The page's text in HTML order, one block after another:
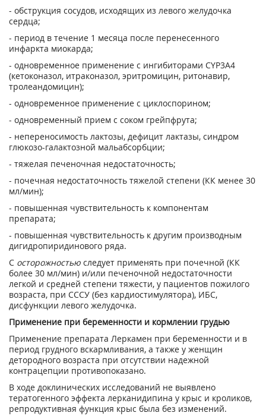
- обструкция сосудов, исходящих из левого желудочка
сердца;
- период в течение 1 месяца после перенесенного
инфаркта миокарда;
- одновременное применение с ингибиторами CYP3A4
(кетоконазол, итраконазол, эритромицин, ритонавир,
тролеандомицин);
- одновременное применение с циклоспорином;
- одновременный прием с соком грейпфрута;
- непереносимость лактозы, дефицит лактазы, синдром
глюкозо-галактозной мальабсорбции;
- тяжелая печеночная недостаточность;
- почечная недостаточность тяжелой степени (КК менее 30
мл/мин);
- повышенная чувствительность к компонентам
препарата;
- повышенная чувствительность к другим производным
дигидропиридинового ряда.
С осторожностью следует применять при почечной (КК
более 30 мл/мин) и/или печеночной недостаточности
легкой и средней степени тяжести, у пациентов пожилого
возраста, при СССУ (без кардиостимулятора), ИБС,
дисфункции левого желудочка.
Применение при беременности и кормлении грудью
Применение препарата Леркамен при беременности и в
период грудного вскармливания, а также у женщин
детородного возраста при отсутствии надежной
контрацепции противопоказано.
В ходе доклинических исследований не выявлено
тератогенного эффекта лерканидипина у крыс и кроликов,
репродуктивная функция крыс была без изменений.